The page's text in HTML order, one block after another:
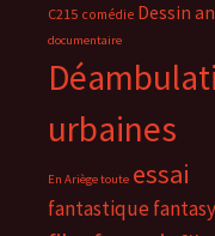
C215 comédie Dessin
documentaire
urbaines
En Ariège toute essai
fantastiquefantasy